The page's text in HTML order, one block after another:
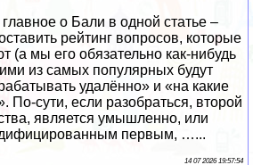
о Бали в одной статье –
рейтинг вопросов, которые
(а мы его обязательно как-нибудь
из самых популярных будут
удалённо» и «на какие
По-сути, если разобраться, второй
является умышленно, или
первым, …...
14 07 2026 19:57:54